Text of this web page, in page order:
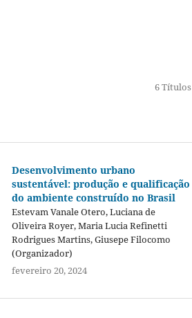
6 Títulos
Desenvolvimento urbano
sustentável: produção e qualificação
do ambiente construído no Brasil
Estevam Vanale Otero, Luciana de
Oliveira Royer, Maria Lucia Refinetti
Rodrigues Martins, Giusepe Filocomo
(Organizador)
fevereiro 20, 2024